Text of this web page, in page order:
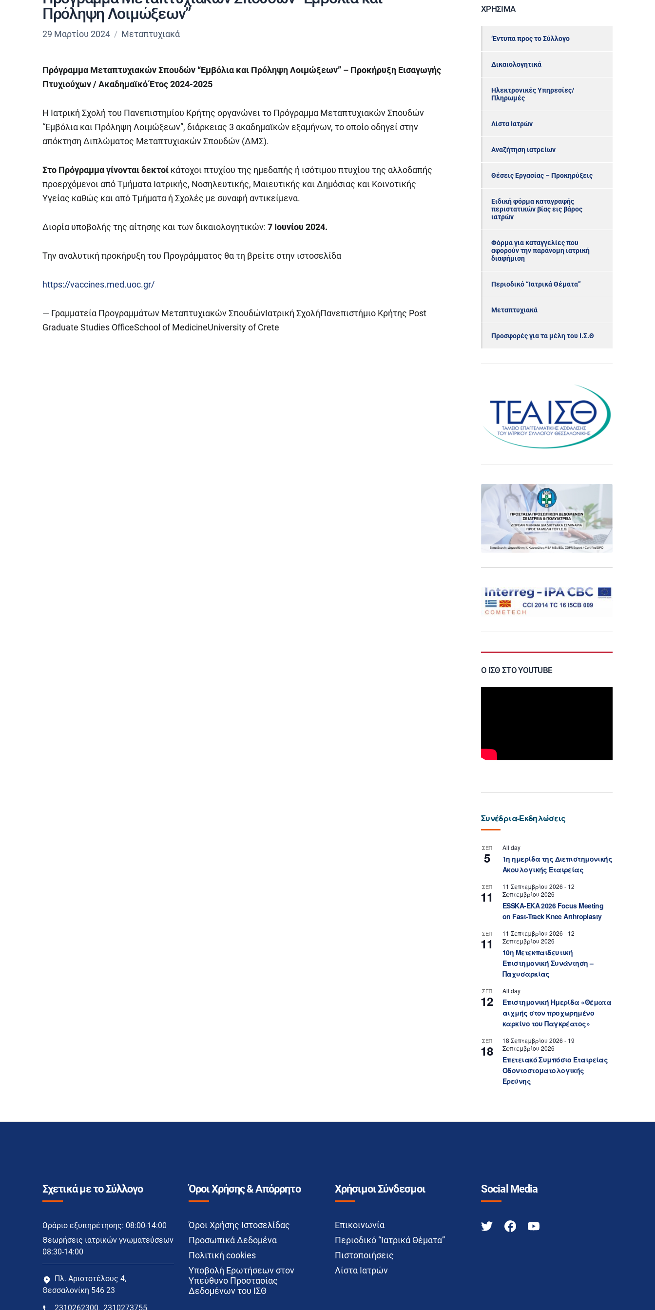
Πρόληψη Λοιμώξεων”
29 Μαρτίου 2024 Μεταπτυχιακά
Πρόγραμμα Μεταπτυχιακών Σπουδών “Εμβόλια και Πρόληψη Λοιμώξεων” – Προκήρυξη Εισαγωγής
Πτυχιούχων / Ακαδημαϊκό Έτος 2024-2025
Η Ιατρική Σχολή του Πανεπιστημίου Κρήτης οργανώνει το Πρόγραμμα Μεταπτυχιακών Σπουδών
“Εμβόλια και Πρόληψη Λοιμώξεων”, διάρκειας 3 ακαδημαϊκών εξαμήνων, το οποίο οδηγεί στην
απόκτηση Διπλώματος Μεταπτυχιακών Σπουδών (ΔΜΣ).
Στο Πρόγραμμα γίνονται δεκτοί κάτοχοι πτυχίου της ημεδαπής ή ισότιμου πτυχίου της αλλοδαπής
προερχόμενοι από Τμήματα Ιατρικής, Νοσηλευτικής, Μαιευτικής και Δημόσιας και Κοινοτικής
Υγείας καθώς και από Τμήματα ή Σχολές με συναφή αντικείμενα.
Διορία υποβολής της αίτησης και των δικαιολογητικών: 7 Ιουνίου 2024.
Την αναλυτική προκήρυξη του Προγράμματος θα τη βρείτε στην ιστοσελίδα
https://vaccines.med.uoc.gr/
— Γραμματεία Προγραμμάτων Μεταπτυχιακών ΣπουδώνΙατρική ΣχολήΠανεπιστήμιο Κρήτης Post
Graduate Studies OfficeSchool of MedicineUniversity of Crete
ΧΡΉΣΙΜΑ
‘Εντυπα προς το Σύλλογο
Δικαιολογητικά
Ηλεκτρονικές Υπηρεσίες/
Πληρωμές
Λίστα Ιατρών
Αναζήτηση ιατρείων
Θέσεις Εργασίας – Προκηρύξεις
Ειδική φόρμα καταγραφής
περιστατικών βίας εις βάρος
ιατρών
Φόρμα για καταγγελίες που
αφορούν την παράνομη ιατρική
διαφήμιση
Περιοδικό “Ιατρικά Θέματα”
Μεταπτυχιακά
Προσφορές για τα μέλη του Ι.Σ.Θ
Ο ΙΣΘ ΣΤΟ YOUTUBE
Συνέδρια-Εκδηλώσεις
ΣΕΠ
5
All day
1η ημερίδα της Διεπιστημονικής
Ακουλογικής Εταιρείας
ΣΕΠ
11
11 Σεπτεμβρίου 2026 - 12
Σεπτεμβρίου 2026
ESSKA-EKA 2026 Focus Meeting
on Fast-Track Knee Arthroplasty
ΣΕΠ
11
11 Σεπτεμβρίου 2026 - 12
Σεπτεμβρίου 2026
10η Μετεκπαιδευτική
Επιστημονική Συνάντηση –
Παχυσαρκίας
ΣΕΠ
12
All day
Επιστημονική Ημερίδα «Θέματα
αιχμής στον προχωρημένο
καρκίνο του Παγκρέατος»
ΣΕΠ
18
18 Σεπτεμβρίου 2026 - 19
Σεπτεμβρίου 2026
Επετειακό Συμπόσιο Εταιρείας
Οδοντοστοματολογικής
Ερεύνης
Σχετικά με το Σύλλογο
Ωράριο εξυπηρέτησης: 08:00-14:00
Θεωρήσεις ιατρικών γνωματεύσεων
08:30-14:00
Πλ. Αριστοτέλους 4,
Θεσσαλονίκη 546 23
2310262300, 2310273755,
Όροι Χρήσης & Απόρρητο
Όροι Χρήσης Ιστοσελίδας
Προσωπικά Δεδομένα
Πολιτική cookies
Υποβολή Ερωτήσεων στον
Υπεύθυνο Προστασίας
Δεδομένων του ΙΣΘ
Χρήσιμοι Σύνδεσμοι
Επικοινωνία
Περιοδικό “Ιατρικά Θέματα”
Πιστοποιήσεις
Λίστα Ιατρών
Social Media